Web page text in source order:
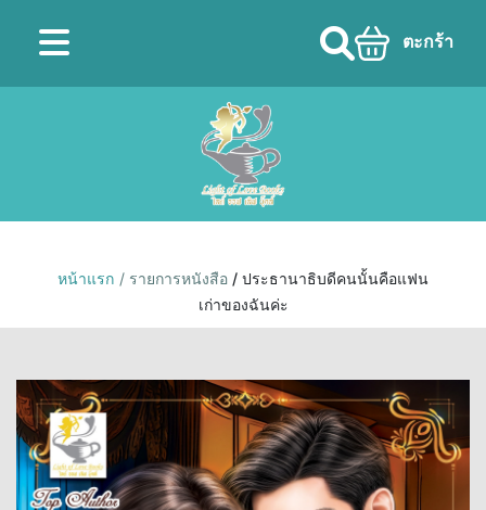
ตะกร้า
หน้าแรก / รายการหนังสือ / ประธานาธิบดีคนนั้นคือแฟน
เก่าของฉันค่ะ